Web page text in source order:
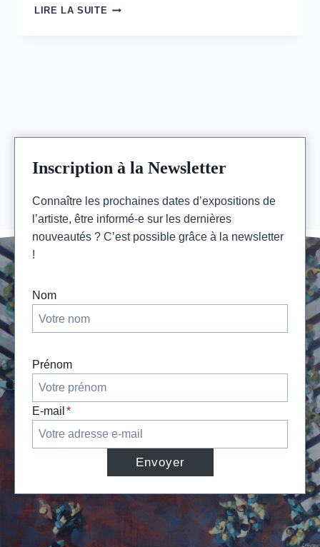
LIRE LA SUITE EXPOSITION
>
DEC
ESPACE
SAINT
MARTIN
Inscription à la Newsletter
Connaître les prochaines dates d’expositions de
l’artiste, être informé-e sur les dernières
nouveautés ? C’est possible grâce à la newsletter
!
Nom
Prénom
E-mail *
Envoyer